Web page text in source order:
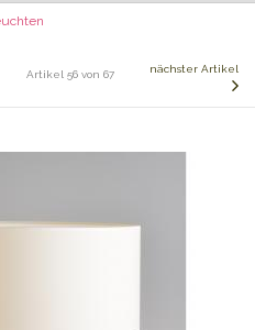
Artikel 56 von 67 nächster Artikel